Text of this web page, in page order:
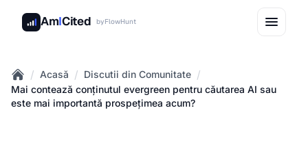
AmICited byFlowHunt
Home
/ Acasă / Discutii din Comunitate /
Mai contează conținutul evergreen pentru căutarea AI sau
este mai importantă prospețimea acum?